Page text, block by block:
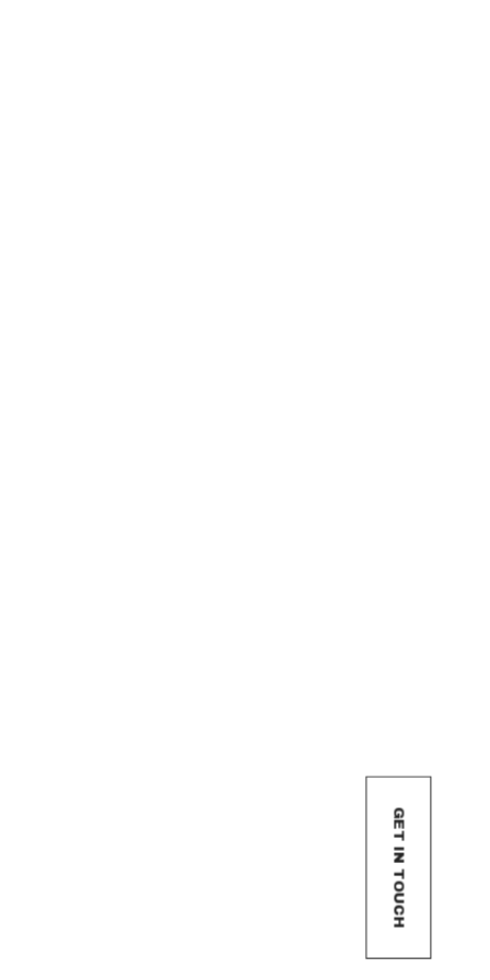
GET IN TOUCH